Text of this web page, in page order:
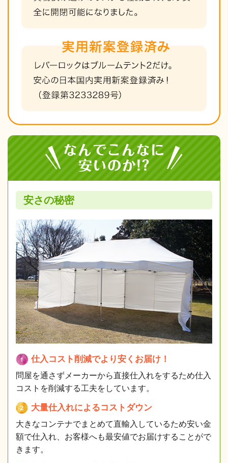
安さの秘密
仕入コスト削減でより安くお届け！
問屋を通さずメーカーから直接仕入れをするため仕入
コストを削減する工夫をしています。
大量仕入れによるコストダウン
大きなコンテナでまとめて直輸入しているため安い金
額で仕入れ、お客様へも最安値でお届けすることがで
きます。